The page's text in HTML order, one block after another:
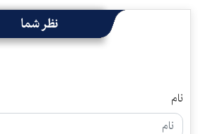
نظر شما
نام